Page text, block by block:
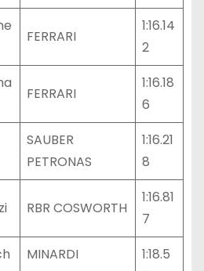
FERRARI
1:16.14
2
FERRARI
1:16.18
6
SAUBER
PETRONAS
1:16.21
8
RBR COSWORTH
1:16.81
7
MINARDI
1:18.5